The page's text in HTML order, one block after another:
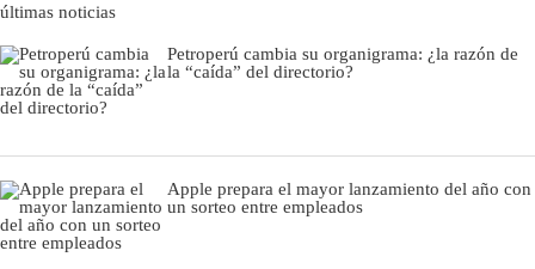
últimas noticias
Petroperú cambia su organigrama: ¿la razón de
la “caída” del directorio?
Apple prepara el mayor lanzamiento del año con
un sorteo entre empleados